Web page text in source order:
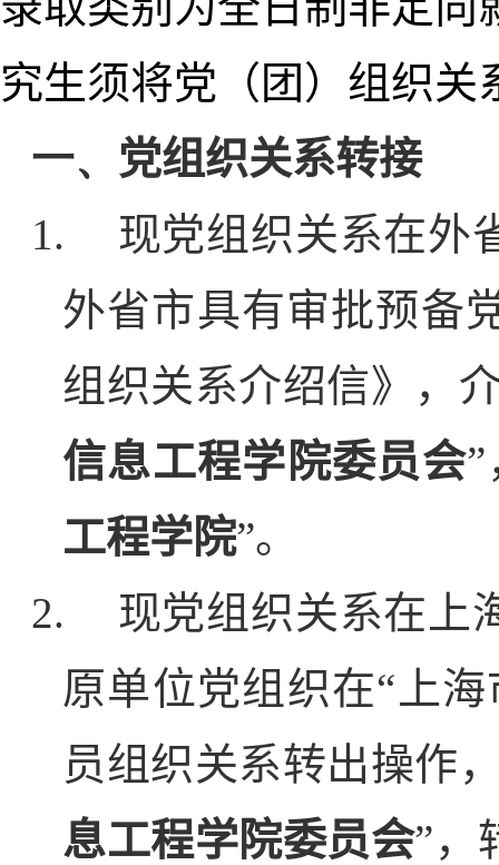
究生须将党（团）组织
一、 党组织关系转接
1.
现党组织关系在外
外省市具有审批预备
组织关系介绍信》，
信息工程学院委员会
工程学院”。
2.
现党组织关系在上
原单位党组织在“上
员组织关系转出操作
息工程学院委员会”，